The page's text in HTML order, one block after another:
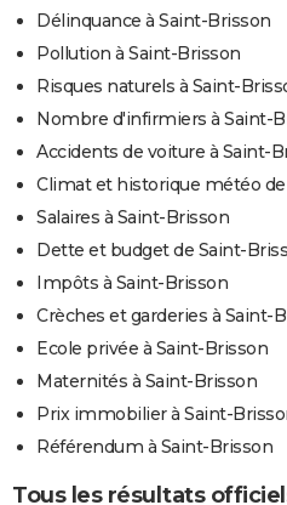
Délinquance à Saint-Brisson
Pollution à Saint-Brisson
Risques naturels à Saint-
Nombre d'infirmiers à Saint-
Accidents de voiture à Saint-
Climat et historique météo
Salaires à Saint-Brisson
Dette et budget de Saint-
Impôts à Saint-Brisson
Crèches et garderies à Saint-
Ecole privée à Saint-Brisson
Maternités à Saint-Brisson
Prix immobilier à Saint-
Référendum à Saint-Brisson
Tous les résultats